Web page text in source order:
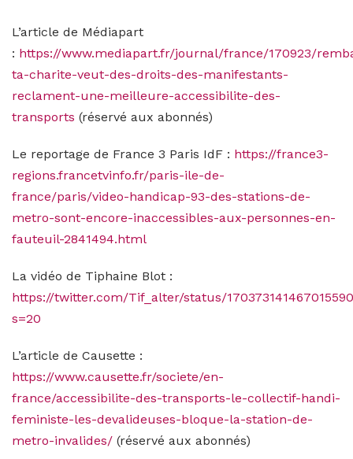
L’article de Médiapart
: https://www.mediapart.fr/journal/france/170923/
ta-charite-veut-des-droits-des-manifestants-
reclament-une-meilleure-accessibilite-des-
transports (réservé aux abonnés)
Le reportage de France 3 Paris IdF : https://france3-
regions.francetvinfo.fr/paris-ile-de-
france/paris/video-handicap-93-des-stations-de-
metro-sont-encore-inaccessibles-aux-personnes-en-
fauteuil-2841494.html
La vidéo de Tiphaine Blot :
https://twitter.com/Tif_alter/status/
s=20
L’article de Causette :
https://www.causette.fr/societe/en-
france/accessibilite-des-transports-le-collectif-handi-
feministe-les-devalideuses-bloque-la-station-de-
metro-invalides/ (réservé aux abonnés)